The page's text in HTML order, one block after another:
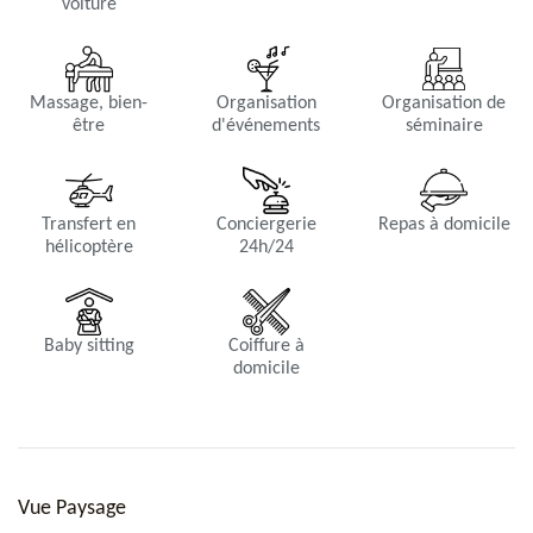
Chambre 5
Lits Queen, climatisation, ventilateur, HDTV, satellite Français et
américain, Sonos, station iPod, coffre, salle de bain privée, petit
jardin privé, vue mer.
voiture
Massage, bien-
être
Organisation
d'événements
Organisation de
séminaire
Transfert en
hélicoptère
Conciergerie
24h/24
Repas à domicile
Baby sitting
Coiffure à
domicile
Vue Paysage